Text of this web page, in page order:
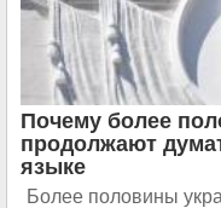
Почему более
продолжают
языке
Более половины